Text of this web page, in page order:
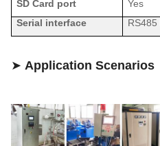
SD Card port
Yes
Serial interface
RS485
➤ Application Scenarios